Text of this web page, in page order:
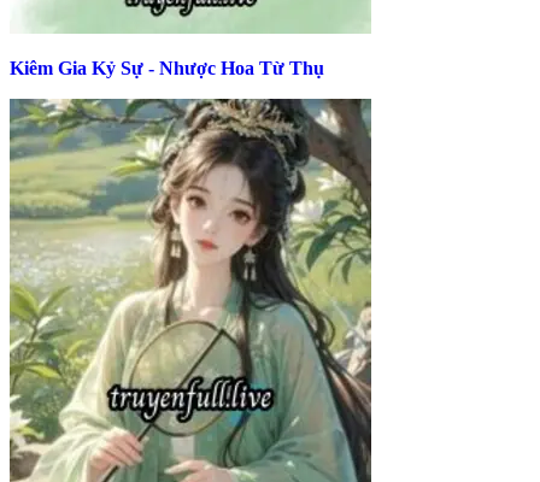
Kiêm Gia Kỷ Sự - Nhược Hoa Từ Thụ